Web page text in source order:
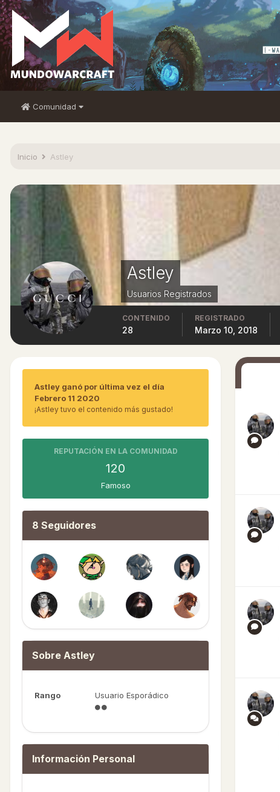
Comunidad
Inicio Astley
Astley
Usuarios Registrados
CONTENIDO
28
REGISTRADO
Marzo 10, 2018
Astley ganó por última vez el día
Febrero 11 2020
¡Astley tuvo el contenido más gustado!
REPUTACIÓN EN LA COMUNIDAD
120
Famoso
8 Seguidores
Sobre Astley
Rango Usuario Esporádico
Información Personal